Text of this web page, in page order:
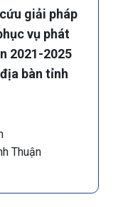
giải pháp
vụ phát
2021-2025
bàn tỉnh
Thuận